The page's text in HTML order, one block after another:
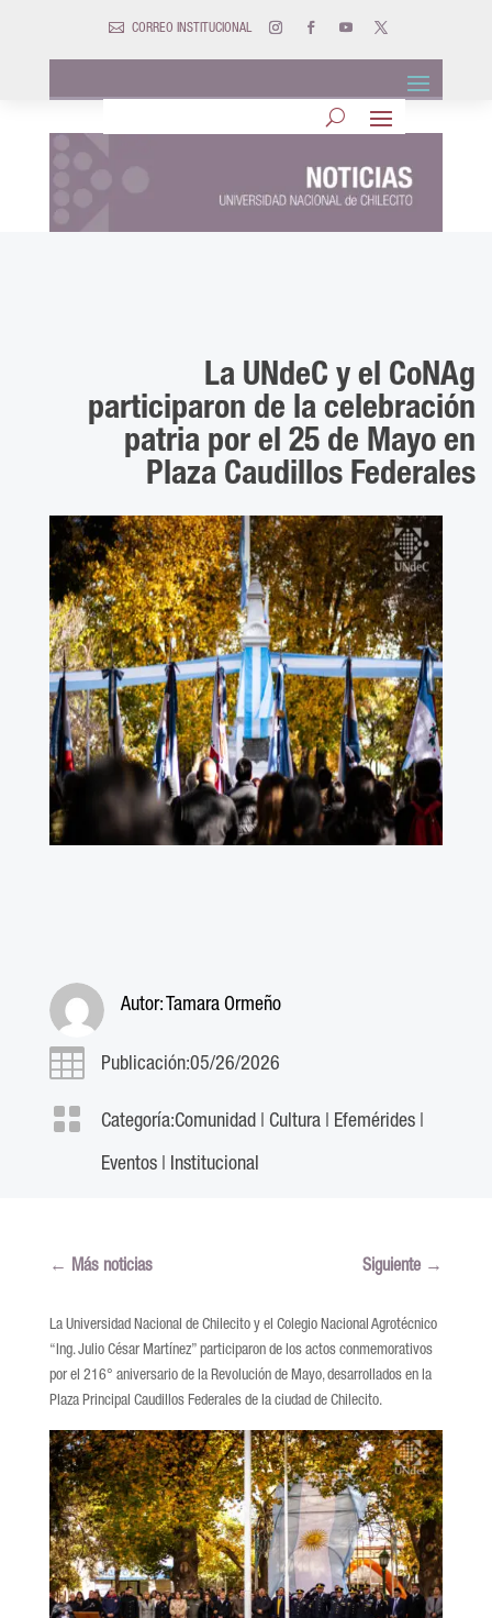
 CORREO INSTITUCIONAL
La UNdeC y el CoNAg
participaron de la celebración
patria por el 25 de Mayo en
Plaza Caudillos Federales
Autor: Tamara Ormeño
 Publicación:05/26/2026
 Categoría:Comunidad Cultura| Efemérides|
Eventos| Institucional
← Más noticias Siguiente →
La Universidad Nacional de Chilecito y el Colegio Nacional Agrotécnico
“Ing. Julio César Martínez” participaron de los actos conmemorativos
por el 216° aniversario de la Revolución de Mayo, desarrollados en la
Plaza Principal Caudillos Federales de la ciudad de Chilecito.